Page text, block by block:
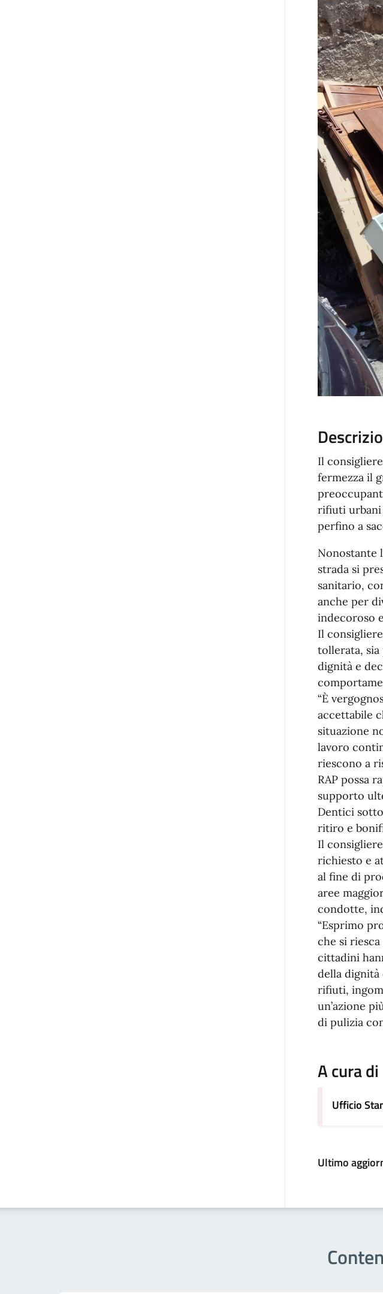
Il
fermezza il
rifiuti urbani
perfino a
Nonostante
strada si
sanitario,
anche per
indecoroso
Il
tollerata, sia
dignità e
“È
accettabile
situazione
lavoro
riescono a
RAP possa
supporto
Dentici
ritiro e
Il
richiesto e
al fine di
aree
condotte,
“Esprimo
che si
cittadini
della
rifiuti,
un’azione
di pulizia
A cura di
Ufficio
Ultimo